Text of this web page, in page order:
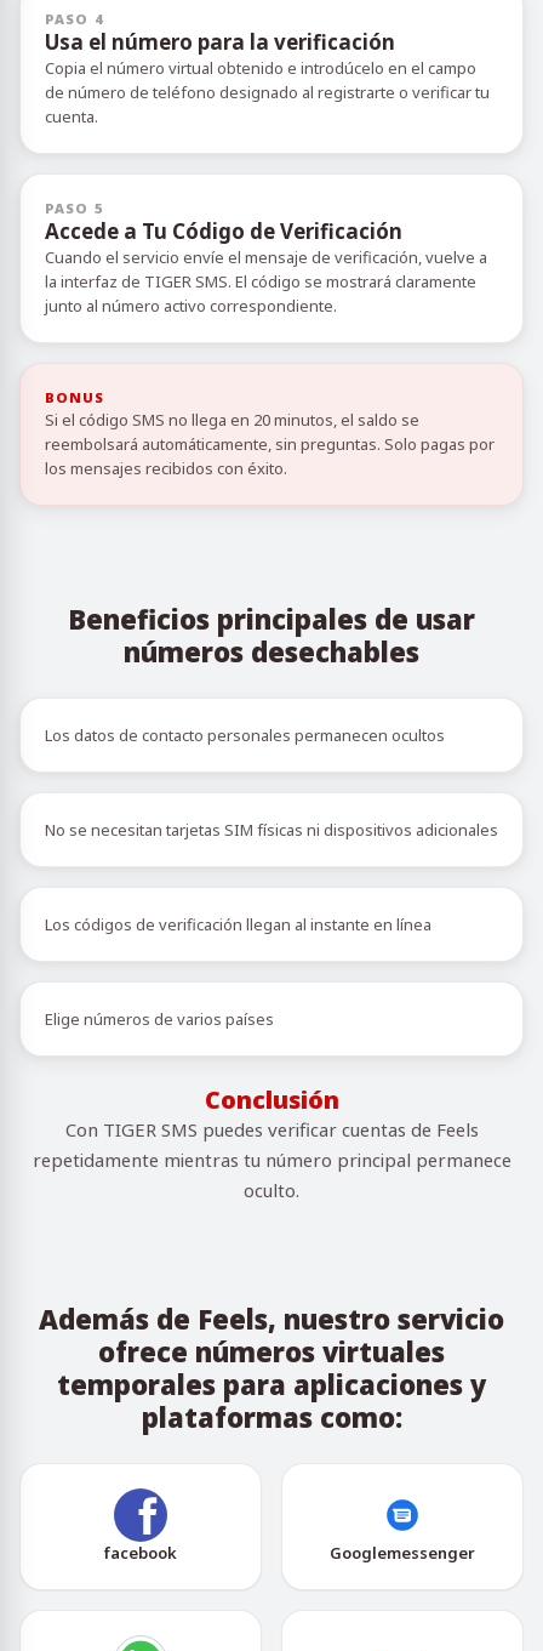
PASO 4
Usa el número para la verificación
Copia el número virtual obtenido e introdúcelo en el campo
de número de teléfono designado al registrarte o verificar tu
cuenta.
PASO 5
Accede a Tu Código de Verificación
Cuando el servicio envíe el mensaje de verificación, vuelve a
la interfaz de TIGER SMS. El código se mostrará claramente
junto al número activo correspondiente.
BONUS
Si el código SMS no llega en 20 minutos, el saldo se
reembolsará automáticamente, sin preguntas. Solo pagas por
los mensajes recibidos con éxito.
Beneficios principales de usar
números desechables
Los datos de contacto personales permanecen ocultos
No se necesitan tarjetas SIM físicas ni dispositivos adicionales
Los códigos de verificación llegan al instante en línea
Elige números de varios países
Conclusión
Con TIGER SMS puedes verificar cuentas de Feels
repetidamente mientras tu número principal permanece
oculto.
Además de Feels, nuestro servicio
ofrece números virtuales
temporales para aplicaciones y
plataformas como:
facebook Googlemessenger